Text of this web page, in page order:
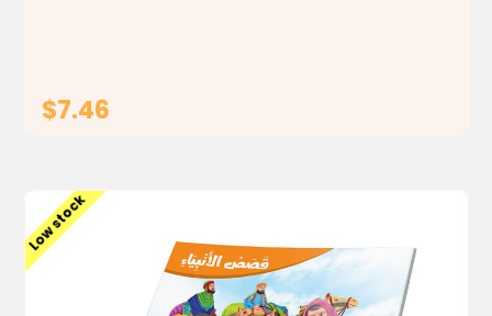
$7.46
Low stock